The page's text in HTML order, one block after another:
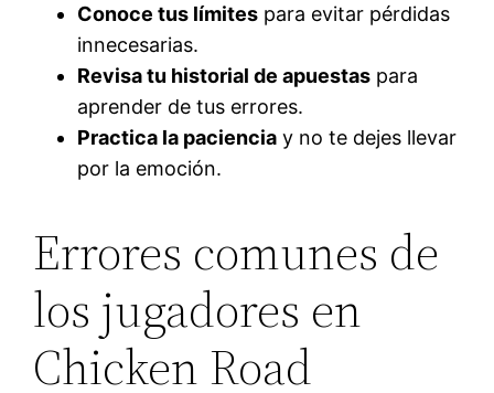
Conoce tus límites para evitar pérdidas
innecesarias.
Revisa tu historial de apuestas para
aprender de tus errores.
Practica la paciencia y no te dejes llevar
por la emoción.
Errores comunes de
los jugadores en
Chicken Road